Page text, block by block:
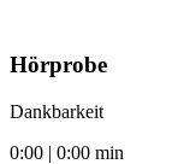
Hörprobe
Dankbarkeit
0:00 | 0:00 min